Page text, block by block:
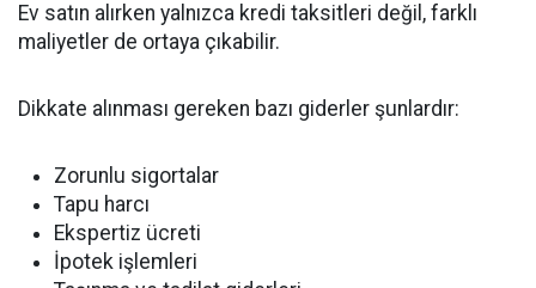
Ev satın alırken yalnızca kredi taksitleri değil, farklı
maliyetler de ortaya çıkabilir.
Dikkate alınması gereken bazı giderler şunlardır:
Zorunlu sigortalar
Tapu harcı
Ekspertiz ücreti
İpotek işlemleri